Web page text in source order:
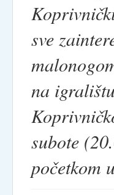
sve
na
subote
početkom